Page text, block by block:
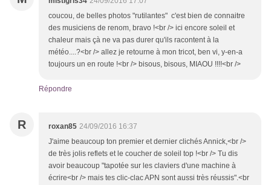
coucou, de belles photos "rutilantes" c'est bien de connaitre
des musiciens de renom, bravo !<br /> ici encore soleil et
chaleur mais çà ne va pas durer qu'ils racontent à la
météo....?<br /> allez je retourne à mon tricot, ben vi, y-en-a
toujours un en route !<br /> bisous, bisous, MIAOU !!!!<br />
Répondre
R roxan85 24/09/2016 16:37
J'aime beaucoup ton premier et dernier clichés Annick,<br />
de très jolis reflets et le coucher de soleil top !<br /> Tu dis
avoir beaucoup "tapotée sur les claviers d'une machine à
écrire<br /> mais tes clic-clac APN sont aussi très réussis".<br